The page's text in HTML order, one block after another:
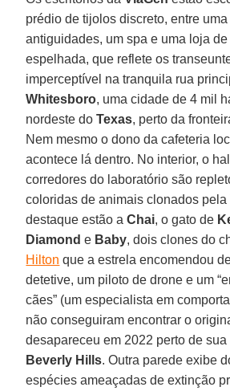
prédio de tijolos discreto, entre
antiguidades, um spa e uma loja de
espelhada, que reflete os
imperceptível na tranquila rua
Whitesboro, uma cidade de 4 mil
nordeste doTexas, perto da
Nem mesmo o dono da cafeteria
acontece lá dentro. No interior, o
corredores do laboratório são
coloridas de animais clonados pela
destaque estão aChai, o gato de
Diamond e Baby, dois clones do
Hilton que a estrela encomendou
detetive, um piloto de drone e um
cães” (um especialista em
não conseguiram encontrar o
desapareceu em 2022 perto de
Beverly Hills. Outra parede exibe
espécies ameaçadas de extinção